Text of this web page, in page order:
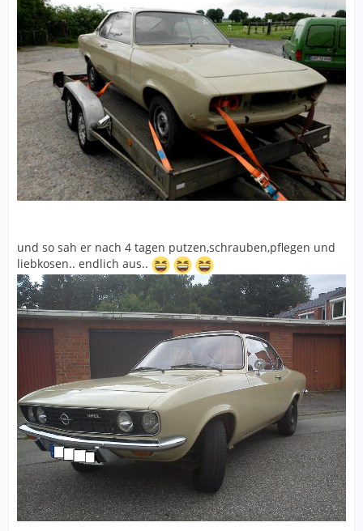
und so sah er nach 4 tagen putzen,schrauben,pflegen und
liebkosen.. endlich aus..